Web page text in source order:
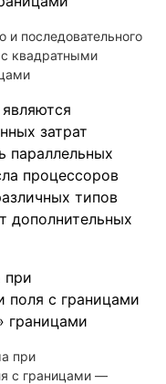
и последовательного
квадратными
затрат
параллельных
процессоров
типов
дополнительных
при
с границами —